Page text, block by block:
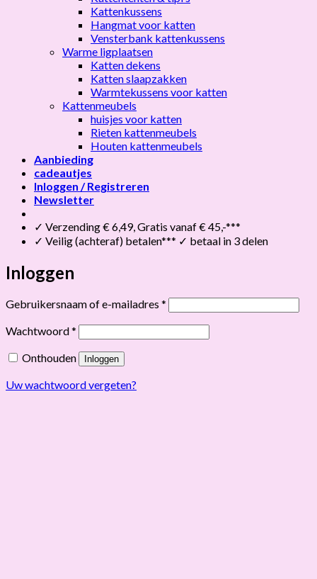
Kattenkussens
Hangmat voor katten
Vensterbank kattenkussens
Warme ligplaatsen
Katten dekens
Katten slaapzakken
Warmtekussens voor katten
Kattenmeubels
huisjes voor katten
Rieten kattenmeubels
Houten kattenmeubels
Aanbieding
cadeautjes
Inloggen / Registreren
Newsletter
✓ Verzending € 6,49, Gratis vanaf € 45,-***
✓ Veilig (achteraf) betalen*** ✓ betaal in 3 delen
Inloggen
Gebruikersnaam of e-mailadres * Vereist
Wachtwoord* Vereist
Onthouden Inloggen
Uw wachtwoord vergeten?